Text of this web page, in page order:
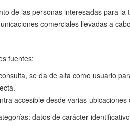
de las personas interesadas para
comerciales llevadas a
fuentes:
se da de alta como usuario
accesible desde varias ubicaciones
datos de carácter